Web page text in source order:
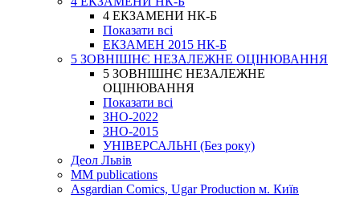
4 ЕКЗАМЕНИ НК-Б
Показати всі
ЕКЗАМЕН 2015 НК-Б
5 ЗОВНІШНЄ НЕЗАЛЕЖНЕ ОЦІНЮВАННЯ
5 ЗОВНІШНЄ НЕЗАЛЕЖНЕ
ОЦІНЮВАННЯ
Показати всі
ЗНО-2022
ЗНО-2015
УНІВЕРСАЛЬНІ (Без року)
Деол Львів
MM publications
Asgardian Comics, Ugar Production м. Київ